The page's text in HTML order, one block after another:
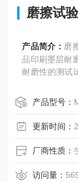
磨擦试
产品简介： 磨
品印刷墨层耐
耐磨性的测试
产品型号：
更新时间：
厂商性质：
访问量：